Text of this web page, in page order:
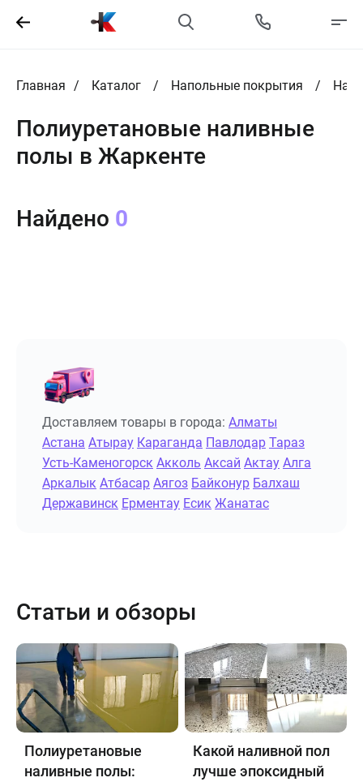
Главная Каталог Напольные покрытия
Полиуретановые наливные
полы в Жаркенте
Найдено 0
Доставляем товары в города: Алматы
Астана Атырау Караганда Павлодар Тараз
Усть-Каменогорск Акколь Аксай Актау Алга
Аркалык Атбасар Аягоз Байконур Балхаш
Державинск Ерментау Есик Жанатас
Статьи и обзоры
Полиуретановые
наливные полы:
Какой наливной пол
лучше эпоксидный